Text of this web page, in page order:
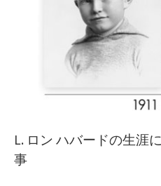
L. ロン ハバードの生涯
事